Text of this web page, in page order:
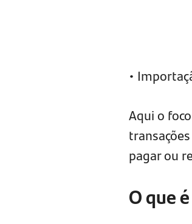
•
Aqui o
pagar ou
O que